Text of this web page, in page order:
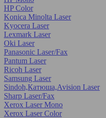
HP Color
Konica Minolta Laser
Kyocera Laser
Lexmark Laser
Oki Laser
Panasonic Laser/Fax
Pantum Laser
Ricoh Laser
Samsung Laser
Sindoh,Катюша,Avision Laser
Sharp Laser/Fax
Xerox Laser Mono
Xerox Laser Color